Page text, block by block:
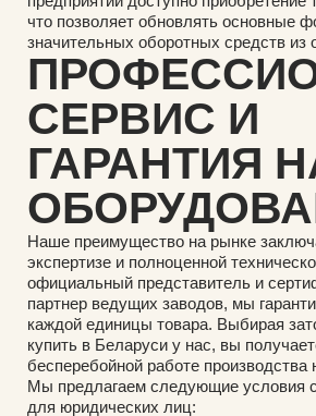
что позволяет обновлять основные
значительных оборотных средств из
СЕРВИС И
ГАРАНТИЯ
Наше преимущество на рынке
экспертизе и полноценной
официальный представитель и
партнер ведущих заводов, мы
каждой единицы товара. Выбирая
купить в Беларуси у нас, вы
бесперебойной работе производства
Мы предлагаем следующие условия
для юридических лиц: